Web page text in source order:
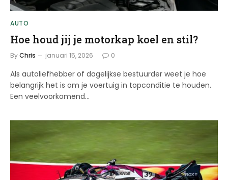
AUTO
Hoe houd jij je motorkap koel en stil?
ByChris januari 15, 2026 0
Als autoliefhebber of dagelijkse bestuurder weet je hoe
belangrijk het is om je voertuig in topconditie te houden.
Een veelvoorkomend…